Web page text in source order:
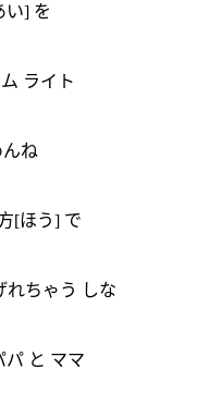
い] を
ライト
んね
[ほう] で
れちゃう しな
パ と ママ